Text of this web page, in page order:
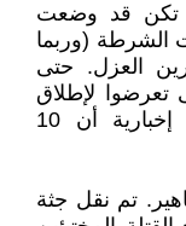
تكن قد وضعت
الشرطة (وربما
العزل. حتى
تعرضوا لإطلاق
النار بالذخيرة الحية. وذكرت مصادر إخبارية أن 10
تم نقل جثة